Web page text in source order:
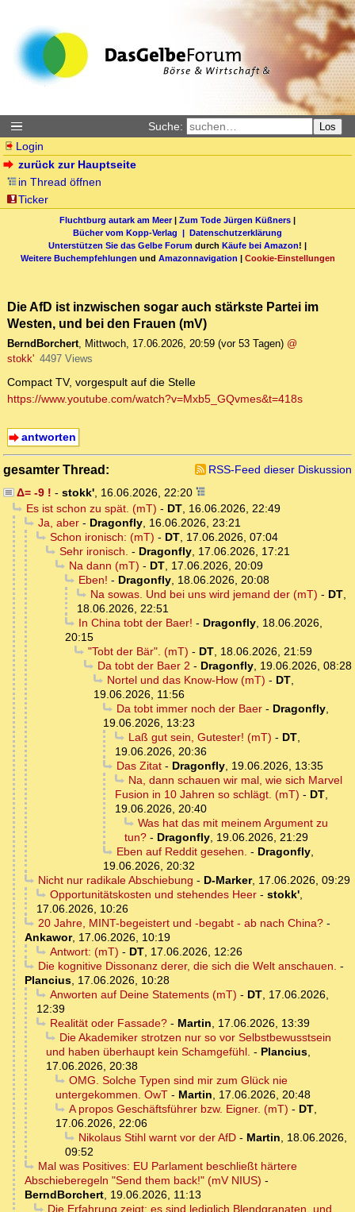
Suche: Los
Login
zurück zur Hauptseite
in Thread öffnen
Ticker
Fluchtburg autark am Meer| Zum Tode Jürgen Küßners |
Bücher vom Kopp-Verlag | Datenschutzerklärung
Unterstützen Sie das Gelbe Forum durch Käufe bei Amazon! |
Weitere Buchempfehlungen und Amazonnavigation | Cookie-Einstellungen
Die AfD ist inzwischen sogar auch stärkste Partei im
Westen, und bei den Frauen (mV)
BerndBorchert, Mittwoch, 17.06.2026, 20:59 (vor 53 Tagen) @
stokk' 4497 Views
Compact TV, vorgespult auf die Stelle
https://www.youtube.com/watch?v=Mxb5_GQvmes&t=418s
antworten
gesamter Thread:
RSS-Feed dieser Diskussion
Δ= -9 ! - stokk', 16.06.2026, 22:20
Es ist schon zu spät. (mT) - DT, 16.06.2026, 22:49
Ja, aber- Dragonfly, 16.06.2026, 23:21
Schon ironisch: (mT) - DT, 17.06.2026, 07:04
Sehr ironisch. - Dragonfly, 17.06.2026, 17:21
Na dann (mT) - DT, 17.06.2026, 20:09
Eben! - Dragonfly, 18.06.2026, 20:08
Na sowas. Und bei uns wird jemand der (mT) - DT,
18.06.2026, 22:51
In China tobt der Baer! - Dragonfly, 18.06.2026,
20:15
"Tobt der Bär". (mT) - DT, 18.06.2026, 21:59
Da tobt der Baer 2 - Dragonfly, 19.06.2026, 08:28
Nortel und das Know-How (mT) - DT,
19.06.2026, 11:56
Da tobt immer noch der Baer- Dragonfly,
19.06.2026, 13:23
Laß gut sein, Gutester! (mT) - DT,
19.06.2026, 20:36
Das Zitat- Dragonfly, 19.06.2026, 13:35
Na, dann schauen wir mal, wie sich Marvel
Fusion in 10 Jahren so schlägt. (mT) - DT,
19.06.2026, 20:40
Was hat das mit meinem Argument zu
tun? - Dragonfly, 19.06.2026, 21:29
Eben auf Reddit gesehen. - Dragonfly,
19.06.2026, 20:32
Nicht nur radikale Abschiebung - D-Marker, 17.06.2026, 09:29
Opportunitätskosten und stehendes Heer- stokk',
17.06.2026, 10:26
20 Jahre, MINT-begeistert und -begabt - ab nach China?-
Ankawor, 17.06.2026, 10:19
Antwort: (mT) - DT, 17.06.2026, 12:26
Die kognitive Dissonanz derer, die sich die Welt anschauen. -
Plancius, 17.06.2026, 10:28
Anworten auf Deine Statements (mT) - DT, 17.06.2026,
12:39
Realität oder Fassade?- Martin, 17.06.2026, 13:39
Die Akademiker strotzen nur so vor Selbstbewusstsein
und haben überhaupt kein Schamgefühl. - Plancius,
17.06.2026, 20:38
OMG. Solche Typen sind mir zum Glück nie
untergekommen. OwT - Martin, 17.06.2026, 20:48
A propos Geschäftsführer bzw. Eigner. (mT) - DT,
17.06.2026, 22:06
Nikolaus Stihl warnt vor der AfD- Martin, 18.06.2026,
09:52
Mal was Positives: EU Parlament beschließt härtere
Abschieberegeln "Send them back!" (mV NIUS) -
BerndBorchert, 19.06.2026, 11:13
Die Erfahrung zeigt: es sind lediglich Blendgranaten, und